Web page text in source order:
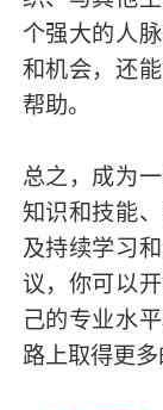
个强大的人
和机会，还
帮助。
总之，成为
知识和技能
及持续学习
议，你可以
己的专业水
路上取得更多